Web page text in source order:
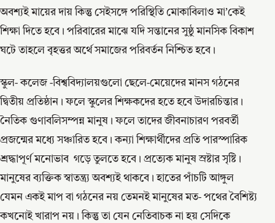
অবশ্যই মায়ের দায় কিন্তু সেইসঙ্গে পরিস্থিতি মোকাবিলাও মা’কেই
শিক্ষা দিতে হবে। পরিবারের মাঝে যদি সন্তানের সুষ্ঠু মানসিক বিকাশ
ঘটে তাহলে বৃহত্তর অর্থে সমাজের পরিবর্তন নিশ্চিত হবে।
স্কুল- কলেজ -বিশ্ববিদ্যালয়গুলো ছেলে-মেয়েদের মানস গঠনের
দ্বিতীয় প্রতিষ্ঠান। ফলে স্কুলের শিক্ষকদের হতে হবে উদারচিন্তার।
নৈতিক গুণাবলিসম্পন্ন মানুষ। ফলে তাদের জীবনাচারণ পরবর্তী
প্রজন্মের মধ্যে সঞ্চারিত হবে। কন্যা শিক্ষার্থীদের প্রতি পারস্পারিক
শ্রদ্ধাপূর্ণ মনোভাব গড়ে তুলতে হবে। প্রত্যেক মানুষ স্রষ্টার সৃষ্টি।
মানুষের ব্যক্তিক স্বাতন্ত্র্য অবশ্যই থাকবে। হাতের পাঁচটি আঙ্গুল
যেমন একই মাপ বা গঠনের নয় তেমনই মানুষের মত- পথের বৈশিষ্ট্য
কখনোই খারাপ নয়। কিন্তু তা যেন নেতিবাচক না হয় সেদিকে